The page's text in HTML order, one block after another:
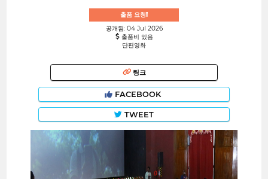
출품 요청!
공개됨: 04 Jul 2026
출품비 있음
단편영화
링크
FACEBOOK
TWEET